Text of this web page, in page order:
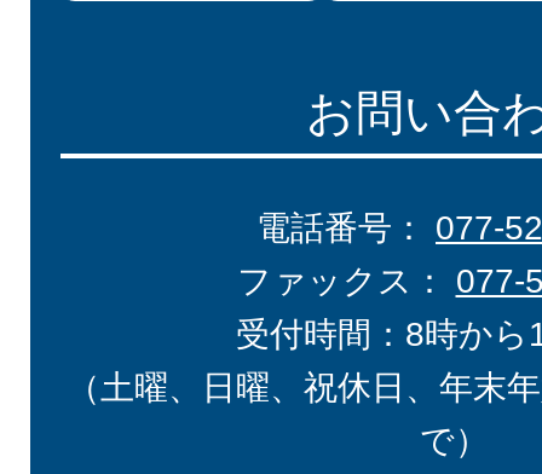
お問い合
電話番号： 077-
ファックス： 077-
受付時間：8時から
（土曜、日曜、祝休日、年末
で）